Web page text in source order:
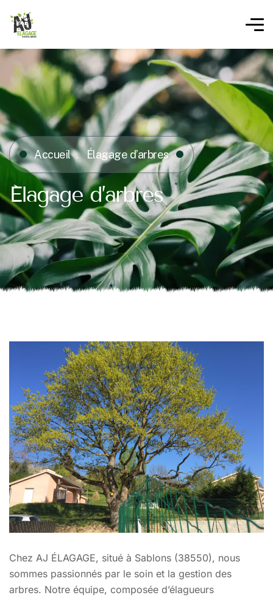
Accueil Élagage d’arbres
Élagage d’arbres
Chez AJ ÉLAGAGE, situé à Sablons (38550), nous
sommes passionnés par le soin et la gestion des
arbres. Notre équipe, composée d’élagueurs